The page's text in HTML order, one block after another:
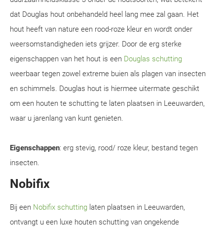
dat Douglas hout onbehandeld heel lang mee zal gaan. Het
hout heeft van nature een rood-roze kleur en wordt onder
weersomstandigheden iets grijzer. Door de erg sterke
eigenschappen van het hout is een Douglas schutting
weerbaar tegen zowel extreme buien als plagen van insecten
en schimmels. Douglas hout is hiermee uitermate geschikt
om een houten te schutting te laten plaatsen in Leeuwarden,
waar u jarenlang van kunt genieten.
Eigenschappen: erg stevig, rood/ roze kleur, bestand tegen
insecten.
Nobifix
Bij een Nobifix schutting laten plaatsen in Leeuwarden,
ontvangt u een luxe houten schutting van ongekende